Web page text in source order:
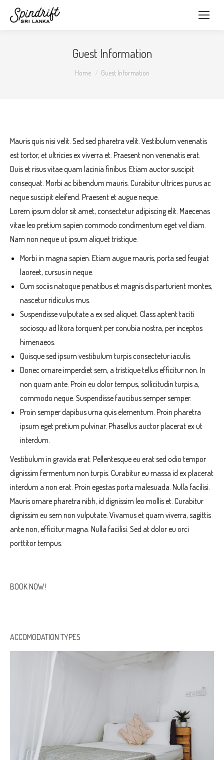
Guest Information
You are here:
Home Guest Information
Mauris quis nisi velit. Sed sed pharetra velit. Vestibulum venenatis
est tortor, et ultricies ex viverra et. Praesent non venenatis erat.
Duis et risus vitae quam lacinia finibus. Etiam auctor suscipit
consequat. Morbi ac bibendum mauris. Curabitur ultrices purus ac
neque suscipit eleifend. Praesent et augue neque.
Lorem ipsum dolor sit amet, consectetur adipiscing elit. Maecenas
vitae leo pretium sapien commodo condimentum eget vel diam.
Nam non neque ut ipsum aliquet tristique.
Morbi in magna sapien. Etiam augue mauris, porta sed feugiat
laoreet, cursus in neque.
Cum sociis natoque penatibus et magnis dis parturient montes,
nascetur ridiculus mus.
Suspendisse vulputate a ex sed aliquet. Class aptent taciti
sociosqu ad litora torquent per conubia nostra, per inceptos
himenaeos.
Quisque sed ipsum vestibulum turpis consectetur iaculis.
Donec ornare imperdiet sem, a tristique tellus efficitur non. In
non quam ante. Proin eu dolor tempus, sollicitudin turpis a,
commodo neque. Suspendisse faucibus semper semper.
Proin semper dapibus urna quis elementum. Proin pharetra
ipsum eget pretium pulvinar. Phasellus auctor placerat ex ut
interdum.
Vestibulum in gravida erat. Pellentesque eu erat sed odio tempor
dignissim fermentum non turpis. Curabitur eu massa id ex placerat
interdum a non erat. Proin egestas porta malesuada. Nulla facilisi.
Mauris ornare pharetra nibh, id dignissim leo mollis et. Curabitur
dignissim eu sem non vulputate. Vivamus et quam viverra, sagittis
ante non, efficitur magna. Nulla facilisi. Sed at dolor eu orci
porttitor tempus.
BOOK NOW!
ACCOMODATION TYPES